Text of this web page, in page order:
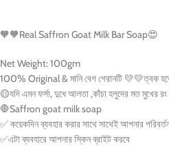
🧡🧡Real Saffron Goat Milk Bar Soap😍
Net Weight: 100gm
100% Original & মানি বেগ গেরানটি 💛💛ত্বক
🟡যদি এমন ফর্সা, দুধে আলতা ,কাঁচা হলুদের মত মুখের
🛑Saffron goat milk soap
✅কয়েকদিন ব্যবহার করার সাথে সাথেই আপনার
✅এটা ব্যবহারে আপনার স্কিন ব্রাইট করবে